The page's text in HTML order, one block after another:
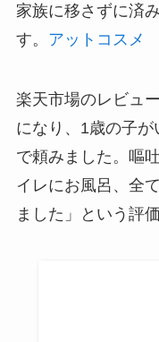
家族に移さずに済
す。 アットコスメ
楽天市場のレビュ
になり、1歳の子
で頼みました。嘔
イレにお風呂、全
ました」という評